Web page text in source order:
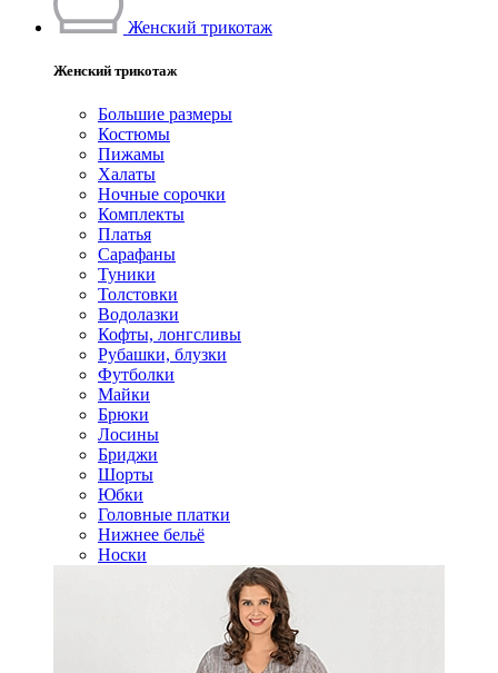
Женский трикотаж
Женский трикотаж
Большие размеры
Костюмы
Пижамы
Халаты
Ночные сорочки
Комплекты
Платья
Сарафаны
Туники
Толстовки
Водолазки
Кофты, лонгсливы
Рубашки, блузки
Футболки
Майки
Брюки
Лосины
Бриджи
Шорты
Юбки
Головные платки
Нижнее бельё
Носки